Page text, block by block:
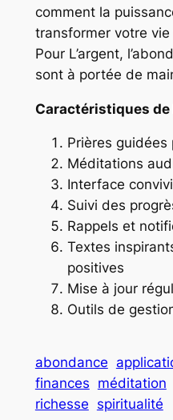
comment la
transformer votre
Pour L’argent,
sont à portée de
Caractéristiques de
Prières guidées
Méditations
Interface
Suivi des
Rappels et
Textes
positives
Mise à jour
Outils de
abondance
finances méditation
richesse spiritualité